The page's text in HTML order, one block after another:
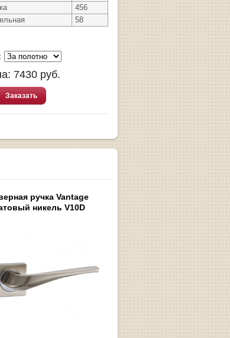
456
58
7430 руб.
Заказать
ручка Vantage
никель V10D